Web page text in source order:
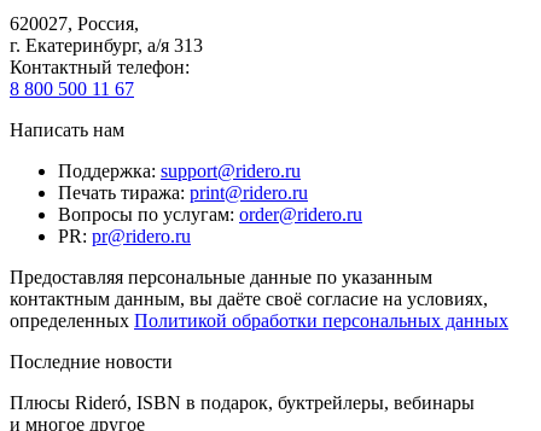
620027, Россия,
г. Екатеринбург, а/я 313
Контактный телефон:
8 800 500 11 67
Написать нам
Поддержка: support@ridero.ru
Печать тиража: print@ridero.ru
Вопросы по услугам: order@ridero.ru
PR: pr@ridero.ru
Предоставляя персональные данные по указанным
контактным данным, вы даёте своё согласие на условиях,
определенных Политикой обработки персональных данных
Последние новости
Плюсы Rideró, ISBN в подарок, буктрейлеры, вебинары
и многое другое